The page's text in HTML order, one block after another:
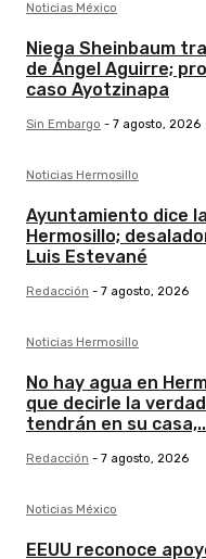
Noticias México
Niega Sheinbaum
de Ángel Aguirre;
caso Ayotzinapa
Sin Embargo - 7 agosto, 2026
Noticias Hermosillo
Ayuntamiento dice
Hermosillo;
Luis Estevané
Redacción - 7 agosto, 2026
Noticias Hermosillo
No hay agua en
que decirle la
tendrán en su
Redacción - 7 agosto, 2026
Noticias México
EEUU reconoce